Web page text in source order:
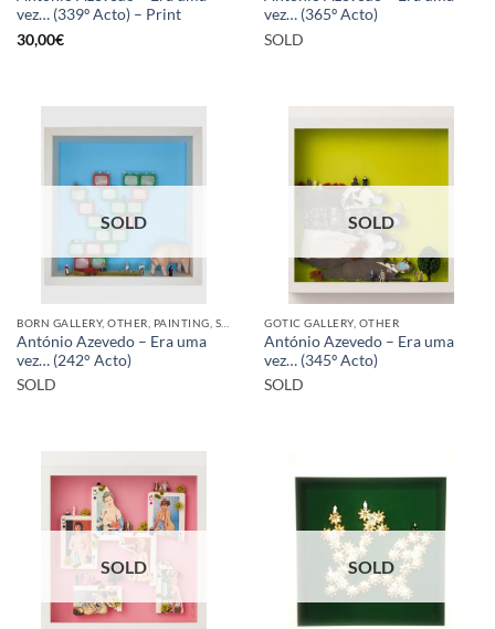
vez… (339º Acto) – Print
30,00€
vez… (365º Acto)
SOLD
SOLD
António Azevedo – Era uma
vez… (242° Acto)
SOLD
SOLD
GOTIC GALLERY, OTHER
António Azevedo – Era uma
vez… (345º Acto)
SOLD
SOLD SOLD